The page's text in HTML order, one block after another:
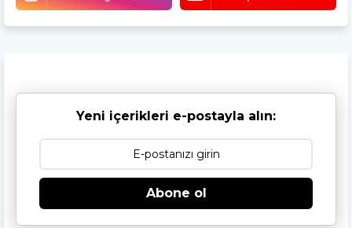
Yeni içerikleri e-postayla alın:
Abone ol